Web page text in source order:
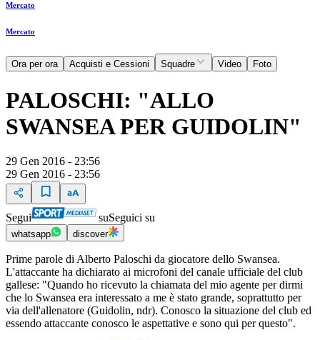
Mercato
Mercato
Ora per ora Acquisti e Cessioni Squadre Video Foto
PALOSCHI: "ALLO
SWANSEA PER GUIDOLIN"
29 Gen 2016 - 23:56
29 Gen 2016 - 23:56
Segui suSeguici su
whatsapp discover
Prime parole di Alberto Paloschi da giocatore dello Swansea.
L'attaccante ha dichiarato ai microfoni del canale ufficiale del club
gallese: "Quando ho ricevuto la chiamata del mio agente per dirmi
che lo Swansea era interessato a me è stato grande, soprattutto per
via dell'allenatore (Guidolin, ndr). Conosco la situazione del club ed
essendo attaccante conosco le aspettative e sono qui per questo".